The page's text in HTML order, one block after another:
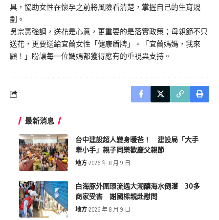
具，協助女性在懷孕之前將風險看清楚，掌握自己的生育規
劃。
吳宗憲強調，送花是心意，更重要的是落實政策；母親節不只
送花，更要送給宜蘭女性「健康盾牌」。「宜蘭媽媽，我來
顧！」盼讓每一位媽媽都獲得應有的重視與支持。
最新消息
台中建設超人變身暖爸！ 建設局「大手
牽小手」親子同樂歡慶父親節
地方 2026 年 8 月 9 日
白海豚外圍環流遇大潮釀海水倒灌 30多
商家受害 謝國樑親赴慰問
地方 2026 年 8 月 9 日